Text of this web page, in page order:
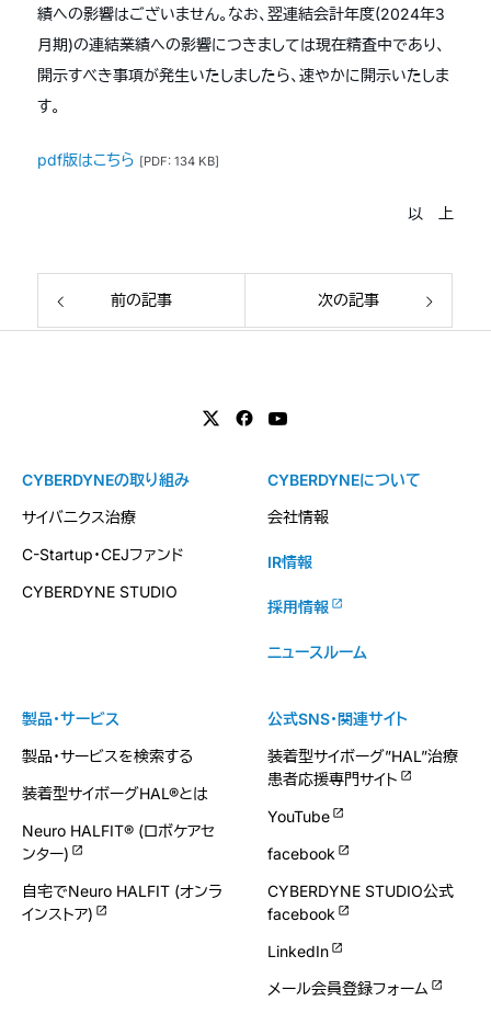
績への影響はございません。なお、翌連結会計年度(2024年3
月期)の連結業績への影響につきましては現在精査中であり、
開示すべき事項が発生いたしましたら、速やかに開示いたしま
す。
pdf版はこちら [PDF: 134 KB]
以 上
前の記事 次の記事
製品・サービス
製品・サービスを検索する
装着型サイボーグHAL®とは
Neuro HALFIT® (ロボケアセ
ンター)
自宅でNeuro HALFIT (オンラ
インストア)
CYBERDYNEの取り組み
サイバニクス治療
C-Startup・CEJファンド
CYBERDYNE STUDIO
CYBERDYNEについて
会社情報
IR情報
採用情報
ニュースルーム
公式SNS・関連サイト
装着型サイボーグ”HAL”治療
患者応援専門サイト
YouTube
facebook
CYBERDYNE STUDIO公式
facebook
LinkedIn
メール会員登録フォーム